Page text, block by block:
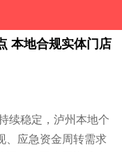
本地合规实体门店
续稳定，泸州本地个
、应急资金周转需求